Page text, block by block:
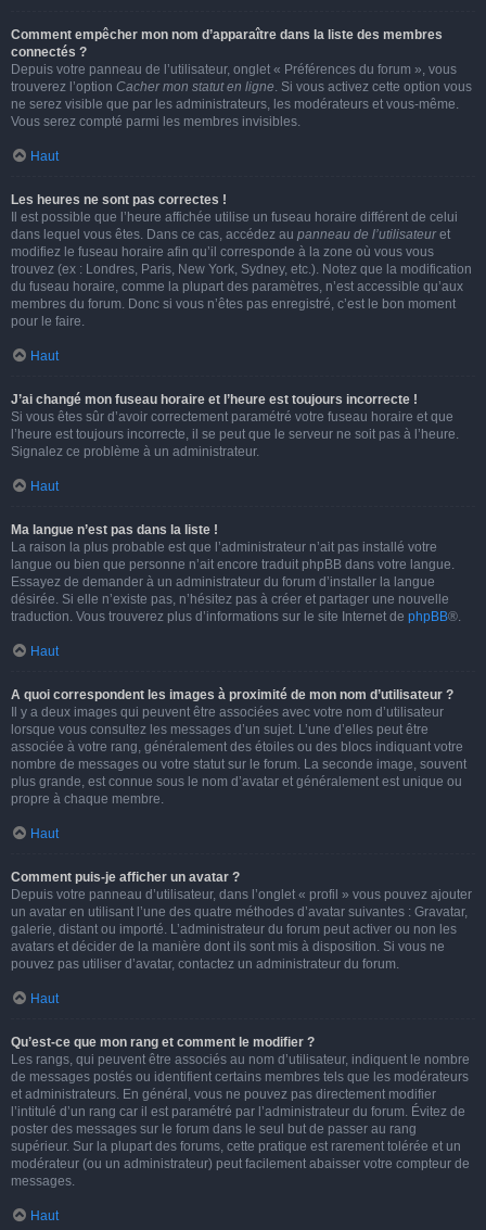
Comment empêcher mon nom d’apparaître dans la liste des membres
connectés ?
Depuis votre panneau de l’utilisateur, onglet « Préférences du forum », vous
trouverez l’option Cacher mon statut en ligne. Si vous activez cette option vous
ne serez visible que par les administrateurs, les modérateurs et vous-même.
Vous serez compté parmi les membres invisibles.
Haut
Les heures ne sont pas correctes !
Il est possible que l’heure affichée utilise un fuseau horaire différent de celui
dans lequel vous êtes. Dans ce cas, accédez au panneau de l’utilisateuret
modifiez le fuseau horaire afin qu’il corresponde à la zone où vous vous
trouvez (ex : Londres, Paris, New York, Sydney, etc.). Notez que la modification
du fuseau horaire, comme la plupart des paramètres, n’est accessible qu’aux
membres du forum. Donc si vous n’êtes pas enregistré, c’est le bon moment
pour le faire.
Haut
J’ai changé mon fuseau horaire et l’heure est toujours incorrecte !
Si vous êtes sûr d’avoir correctement paramétré votre fuseau horaire et que
l’heure est toujours incorrecte, il se peut que le serveur ne soit pas à l’heure.
Signalez ce problème à un administrateur.
Haut
Ma langue n’est pas dans la liste !
La raison la plus probable est que l’administrateur n’ait pas installé votre
langue ou bien que personne n’ait encore traduit phpBB dans votre langue.
Essayez de demander à un administrateur du forum d’installer la langue
désirée. Si elle n’existe pas, n’hésitez pas à créer et partager une nouvelle
traduction. Vous trouverez plus d’informations sur le site Internet de phpBB®.
Haut
A quoi correspondent les images à proximité de mon nom d’utilisateur ?
Il y a deux images qui peuvent être associées avec votre nom d’utilisateur
lorsque vous consultez les messages d’un sujet. L’une d’elles peut être
associée à votre rang, généralement des étoiles ou des blocs indiquant votre
nombre de messages ou votre statut sur le forum. La seconde image, souvent
plus grande, est connue sous le nom d’avatar et généralement est unique ou
propre à chaque membre.
Haut
Comment puis-je afficher un avatar ?
Depuis votre panneau d’utilisateur, dans l’onglet « profil » vous pouvez ajouter
un avatar en utilisant l’une des quatre méthodes d’avatar suivantes : Gravatar,
galerie, distant ou importé. L’administrateur du forum peut activer ou non les
avatars et décider de la manière dont ils sont mis à disposition. Si vous ne
pouvez pas utiliser d’avatar, contactez un administrateur du forum.
Haut
Qu’est-ce que mon rang et comment le modifier ?
Les rangs, qui peuvent être associés au nom d’utilisateur, indiquent le nombre
de messages postés ou identifient certains membres tels que les modérateurs
et administrateurs. En général, vous ne pouvez pas directement modifier
l’intitulé d’un rang car il est paramétré par l’administrateur du forum. Évitez de
poster des messages sur le forum dans le seul but de passer au rang
supérieur. Sur la plupart des forums, cette pratique est rarement tolérée et un
modérateur (ou un administrateur) peut facilement abaisser votre compteur de
messages.
Haut